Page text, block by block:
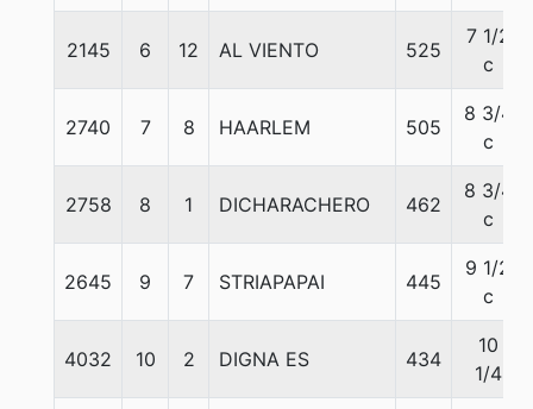
2145 6 12 AL VIENTO 525
7 1/2
c
2740 7 8 HAARLEM 505
8 3/4
c
2758 8 1 DICHARACHERO 462
8 3/4
c
2645 9 7 STRIAPAPAI 445
9 1/2
c
4032 10 2 DIGNA ES 434
10
1/4